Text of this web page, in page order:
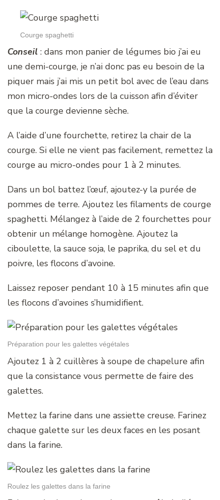
Courge spaghetti
Conseil : dans mon panier de légumes bio j’ai eu
une demi-courge, je n’ai donc pas eu besoin de la
piquer mais j’ai mis un petit bol avec de l’eau dans
mon micro-ondes lors de la cuisson afin d’éviter
que la courge devienne sèche.
A l’aide d’une fourchette, retirez la chair de la
courge. Si elle ne vient pas facilement, remettez la
courge au micro-ondes pour 1 à 2 minutes.
Dans un bol battez l’œuf, ajoutez-y la purée de
pommes de terre. Ajoutez les filaments de courge
spaghetti. Mélangez à l’aide de 2 fourchettes pour
obtenir un mélange homogène. Ajoutez la
ciboulette, la sauce soja, le paprika, du sel et du
poivre, les flocons d’avoine.
Laissez reposer pendant 10 à 15 minutes afin que
les flocons d’avoines s’humidifient.
Préparation pour les galettes végétales
Ajoutez 1 à 2 cuillères à soupe de chapelure afin
que la consistance vous permette de faire des
galettes.
Mettez la farine dans une assiette creuse. Farinez
chaque galette sur les deux faces en les posant
dans la farine.
Roulez les galettes dans la farine